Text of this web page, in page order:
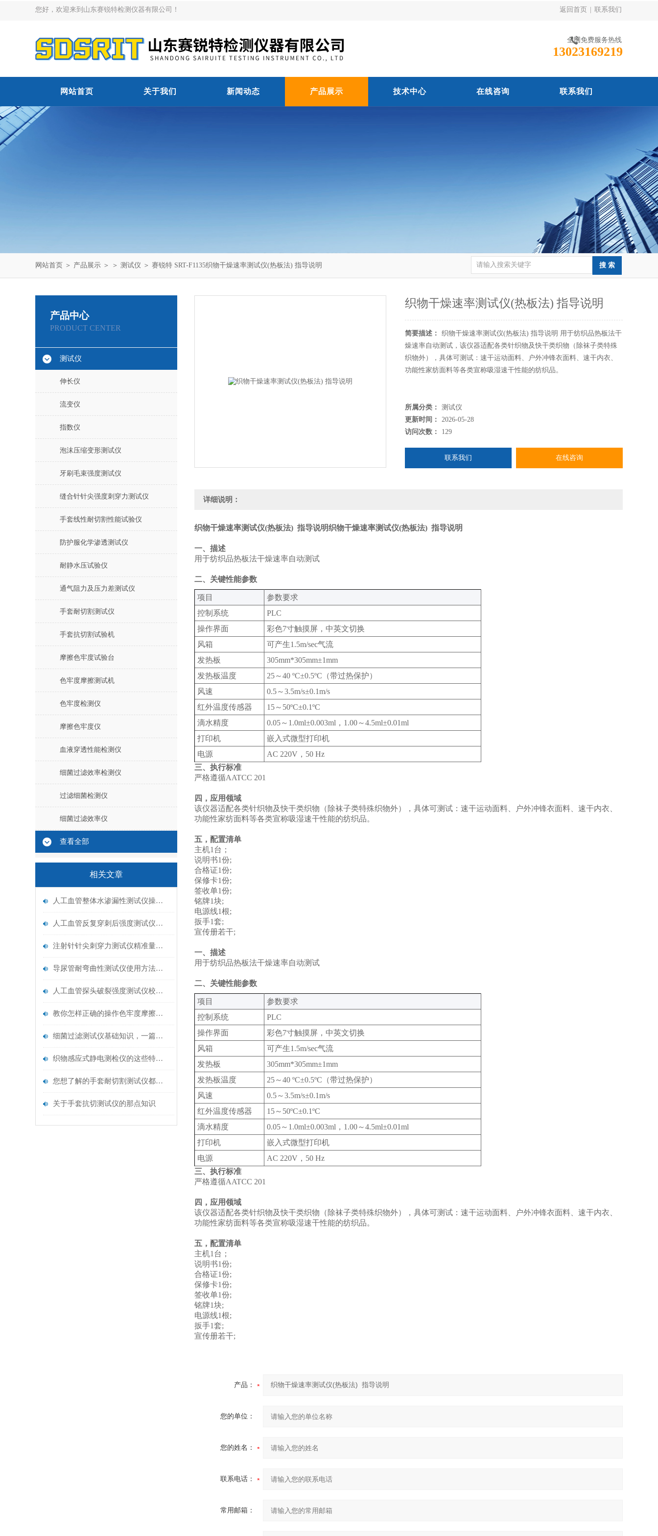
您好，欢迎来到山东赛锐特检测仪器有限公司！ 返回首页 联系我们
全国免费服务热线
13023169219
网站首页 关于我们 新闻动态 产品展示 技术中心 在线咨询 联系我们
网站首页 ＞ 产品展示 ＞ ＞ 测试仪 ＞ 赛锐特 SRT-F1135织物干燥速率测试仪(热板法) 指导说明
产品中心
PRODUCT CENTER
测试仪
伸长仪
流变仪
指数仪
泡沫压缩变形测试仪
牙刷毛束强度测试仪
缝合针针尖强度刺穿力测试仪
手套线性耐切割性能试验仪
防护服化学渗透测试仪
耐静水压试验仪
通气阻力及压力差测试仪
手套耐切割测试仪
手套抗切割试验机
摩擦色牢度试验台
色牢度摩擦测试机
色牢度检测仪
摩擦色牢度仪
血液穿透性能检测仪
细菌过滤效率检测仪
过滤细菌检测仪
细菌过滤效率仪
查看全部
相关文章
人工血管整体水渗漏性测试仪操作中最容易出错的步骤
人工血管反复穿刺后强度测试仪是什么？透析患者的“生命管“质量靠它把关！
注射针针尖刺穿力测试仪精准量化针尖锋利度，构筑临床安全防线
导尿管耐弯曲性测试仪使用方法与操作规范
人工血管探头破裂强度测试仪校准规范：精准赋能医疗安全的技术基准
教你怎样正确的操作色牢度摩擦测试机
细菌过滤测试仪基础知识，一篇搞定
织物感应式静电测检仪的这些特点很少有人都知道
您想了解的手套耐切割测试仪都在这里了
关于手套抗切测试仪的那点知识
织物干燥速率测试仪(热板法) 指导说明
简要描述：
织物干燥速率测试仪(热板法) 指导说明 用于纺织品热板法干
燥速率自动测试，该仪器适配各类针织物及快干类织物（除袜子类特殊
织物外），具体可测试：速干运动面料、户外冲锋衣面料、速干内衣、
功能性家纺面料等各类宣称吸湿速干性能的纺织品。
所属分类：
测试仪
更新时间：
2026-05-28
访问次数：
129
联系我们 在线咨询
详细说明：
织物干燥速率测试仪(热板法) 指导说明织物干燥速率测试仪(热板法) 指导说明
一、描述
用于纺织品热板法干燥速率自动测试
二、关键性能参数
‌项目‌
‌参数要求‌
控制系统‌
PLC
操作界面‌
彩色7寸触摸屏，中英文切换‌
风箱
可产生1.5m/sec气流
发热板
305mm*305mm±1mm
发热板温度
25～40 ºC±0.5ºC（带过热保护）
风速
0.5～3.5m/s±0.1m/s
红外温度传感器
15～50ºC±0.1ºC
滴水精度
0.05～1.0ml±0.003ml，1.00～4.5ml±0.01ml
打印机
嵌入式微型打印机
电源
AC 220V，50 Hz
三、执行标准
严格遵循AATCC 201
四，应用领域
该仪器适配各类针织物及快干类织物（除袜子类特殊织物外），具体可测试：速干运动面料、户外冲锋衣面料、速干内衣、
功能性家纺面料等各类宣称吸湿速干性能的纺织品。
五，配置清单
主机1台；
说明书1份;
合格证1份;
保修卡1份;
签收单1份;
铭牌1块;
电源线1根;
扳手1套;
宣传册若干;
一、描述
用于纺织品热板法干燥速率自动测试
二、关键性能参数
‌项目‌
‌参数要求‌
控制系统‌
PLC
操作界面‌
彩色7寸触摸屏，中英文切换‌
风箱
可产生1.5m/sec气流
发热板
305mm*305mm±1mm
发热板温度
25～40 ºC±0.5ºC（带过热保护）
风速
0.5～3.5m/s±0.1m/s
红外温度传感器
15～50ºC±0.1ºC
滴水精度
0.05～1.0ml±0.003ml，1.00～4.5ml±0.01ml
打印机
嵌入式微型打印机
电源
AC 220V，50 Hz
三、执行标准
严格遵循AATCC 201
四，应用领域
该仪器适配各类针织物及快干类织物（除袜子类特殊织物外），具体可测试：速干运动面料、户外冲锋衣面料、速干内衣、
功能性家纺面料等各类宣称吸湿速干性能的纺织品。
五，配置清单
主机1台；
说明书1份;
合格证1份;
保修卡1份;
签收单1份;
铭牌1块;
电源线1根;
扳手1套;
宣传册若干;
产品：
您的单位：
您的姓名：
联系电话：
常用邮箱：